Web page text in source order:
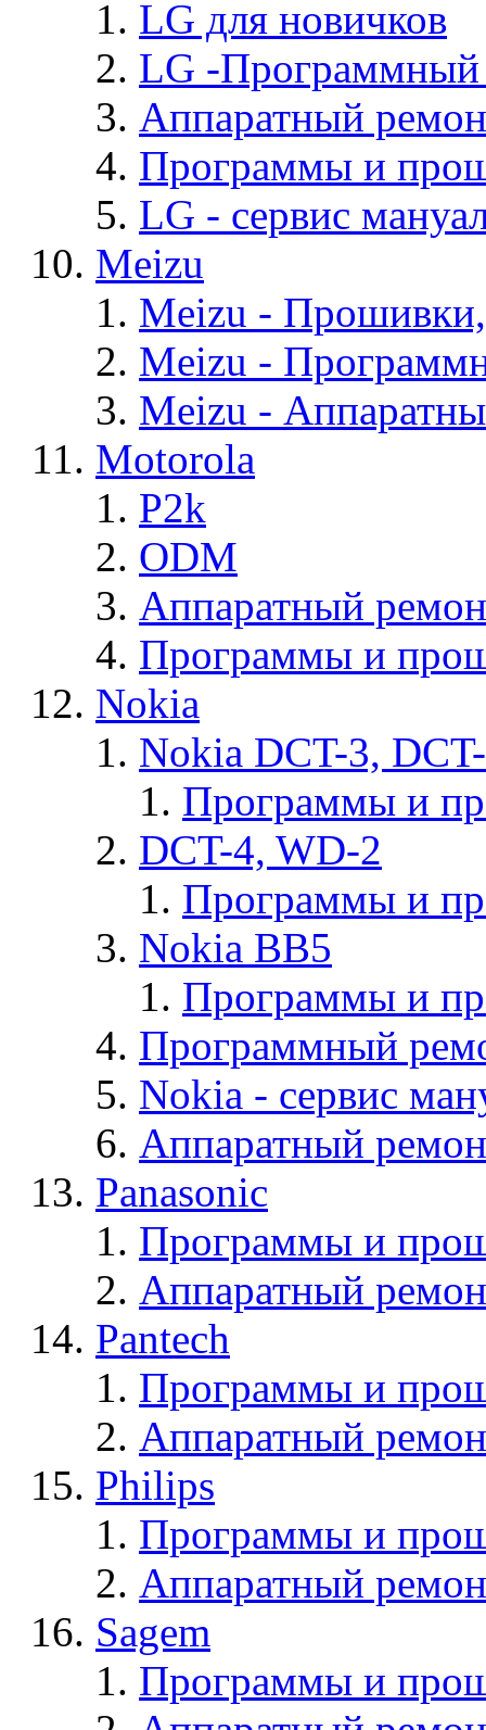
LG для новичков
LG -Программный
Аппаратный
Программы и
LG - cервис
Meizu
Meizu -
Meizu -
Meizu -
Motorola
P2k
ODM
Аппаратный
Программы и
Nokia
Nokia DCT-3,
Программы и
DCT-4, WD-2
Программы и
Nokia BB5
Программы и
Программный
Nokia - cервис
Аппаратный
Panasonic
Программы и
Аппаратный
Pantech
Программы и
Аппаратный
Philips
Программы и
Аппаратный
Sagem
Программы и